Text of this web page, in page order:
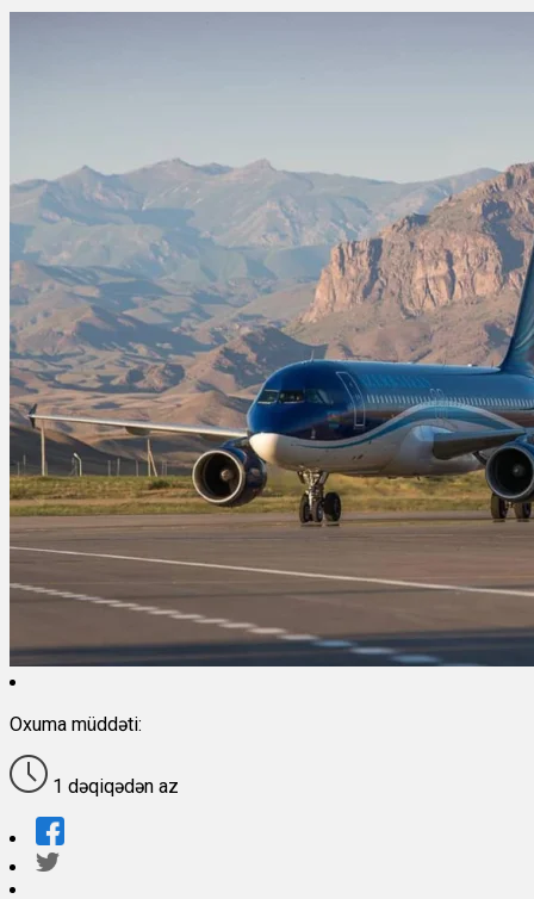
Oxuma müddəti:
1 dəqiqədən az